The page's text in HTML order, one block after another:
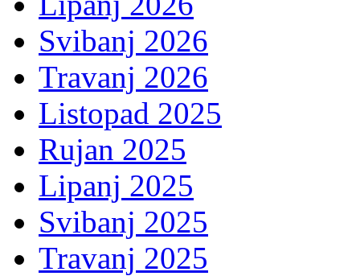
Svibanj 2026
Travanj 2026
Listopad 2025
Rujan 2025
Lipanj 2025
Svibanj 2025
Travanj 2025